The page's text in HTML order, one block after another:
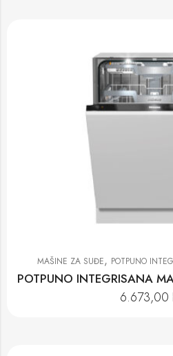
MAŠINE ZA SUĐE, POTPUNO
6.673,00